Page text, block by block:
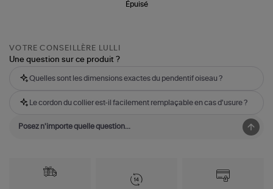
Épuisé
VOTRE CONSEILLÈRE LULLI
Une question sur ce produit ?
Quelles sont les dimensions exactes du pendentif oiseau ?
Le cordon du collier est-il facilement remplaçable en cas d'usure ?